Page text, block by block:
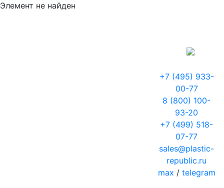
Элемент не найден
+7 (495) 933-
00-77
8 (800) 100-
93-20
+7 (499) 518-
07-77
sales@plastic-
republic.ru
max / telegram